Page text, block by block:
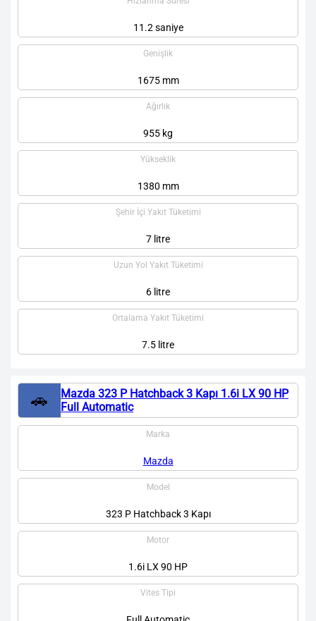
11.2 saniye
Genişlik
1675 mm
Ağırlık
955 kg
Yükseklik
1380 mm
Şehir İçi Yakıt Tüketimi
7 litre
Uzun Yol Yakıt Tüketimi
6 litre
Ortalama Yakıt Tüketimi
7.5 litre
🚗
Mazda 323 P Hatchback 3 Kapı 1.6i LX 90 HP
Full Automatic
Marka
Mazda
Model
323 P Hatchback 3 Kapı
Motor
1.6i LX 90 HP
Vites Tipi